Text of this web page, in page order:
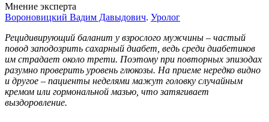
Мнение эксперта
Вороновицкий Вадим Давыдович. Уролог
Рецидивирующий баланит у взрослого мужчины – частый
повод заподозрить сахарный диабет, ведь среди диабетиков
им страдает около трети. Поэтому при повторных эпизодах
разумно проверить уровень глюкозы. На приеме нередко видно
и другое – пациенты неделями мажут головку случайным
кремом или гормональной мазью, что затягивает
выздоровление.